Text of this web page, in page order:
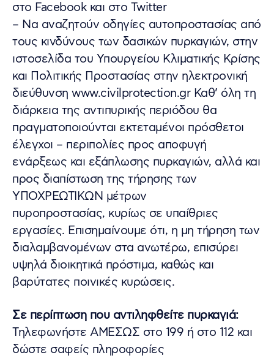
στο Facebook και στο Twitter
– Να αναζητούν οδηγίες αυτοπροστασίας από
τους κινδύνους των δασικών πυρκαγιών, στην
ιστοσελίδα του Υπουργείου Κλιματικής Κρίσης
και Πολιτικής Προστασίας στην ηλεκτρονική
διεύθυνση www.civilprotection.gr Καθ’ όλη τη
διάρκεια της αντιπυρικής περιόδου θα
πραγματοποιούνται εκτεταμένοι πρόσθετοι
έλεγχοι – περιπολίες προς αποφυγή
ενάρξεως και εξάπλωσης πυρκαγιών, αλλά και
προς διαπίστωση της τήρησης των
ΥΠΟΧΡΕΩΤΙΚΩΝ μέτρων
πυροπροστασίας, κυρίως σε υπαίθριες
εργασίες. Επισημαίνουμε ότι, η μη τήρηση των
διαλαμβανομένων στα ανωτέρω, επισύρει
υψηλά διοικητικά πρόστιμα, καθώς και
βαρύτατες ποινικές κυρώσεις.
Σε περίπτωση που αντιληφθείτε πυρκαγιά:
Τηλεφωνήστε ΑΜΕΣΩΣ στο 199 ή στο 112 και
δώστε σαφείς πληροφορίες